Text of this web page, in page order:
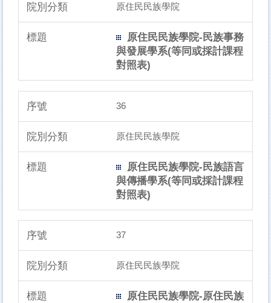
原住民民族學院
原住民民族學院-民族事務
與發展學系(等同或採計課程
對照表)
36
原住民民族學院
原住民民族學院-民族語言
與傳播學系(等同或採計課程
對照表)
37
原住民民族學院
原住民民族學院-原住民族